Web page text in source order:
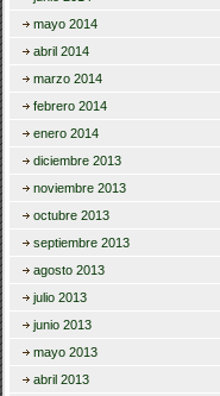
mayo 2014
abril 2014
marzo 2014
febrero 2014
enero 2014
diciembre 2013
noviembre 2013
octubre 2013
septiembre 2013
agosto 2013
julio 2013
junio 2013
mayo 2013
abril 2013